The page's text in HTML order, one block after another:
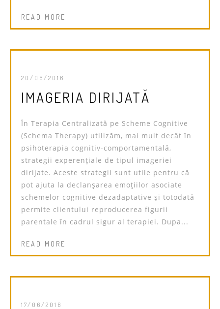
READ MORE
20/06/2016
IMAGERIA DIRIJATĂ
În Terapia Centralizată pe Scheme Cognitive
(Schema Therapy) utilizăm, mai mult decât în
psihoterapia cognitiv-comportamentală,
strategii experențiale de tipul imageriei
dirijate. Aceste strategii sunt utile pentru că
pot ajuta la declanșarea emoțiilor asociate
schemelor cognitive dezadaptative și totodată
permite clientului reproducerea figurii
parentale în cadrul sigur al terapiei. Dupa...
READ MORE
17/06/2016